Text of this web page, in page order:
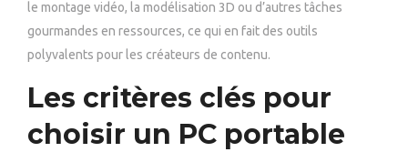
le montage vidéo, la modélisation 3D ou d’autres tâches
gourmandes en ressources, ce qui en fait des outils
polyvalents pour les créateurs de contenu.
Les critères clés pour
choisir un PC portable